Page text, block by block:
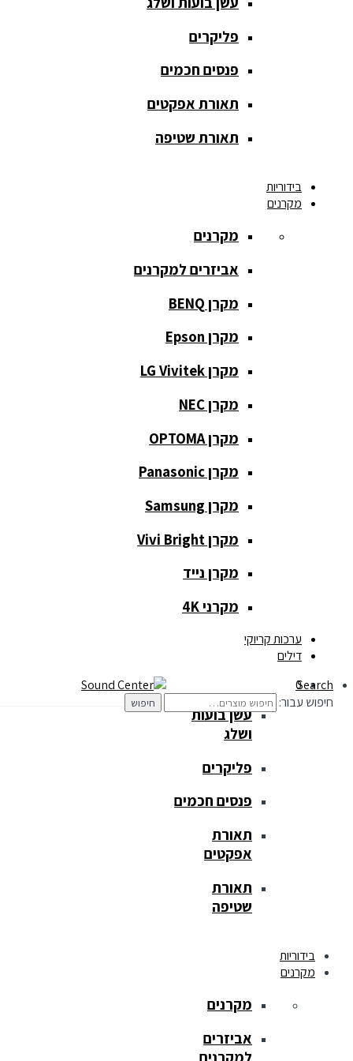
אחורית
מסך הקרנה
חצובה
מסך הקרנה
קבוע
מסך מסגרת
נייד
כלי נגינה
גיטרות
כלי נשיפה
קלידים
תופים
תאורה ואפקטים
עשן בועות
ושלג
פליקרים
פנסים חכמים
תאורת
אפקטים
תאורת
שטיפה
בידוריות
מקרנים
מקרנים
אביזרים
למקרנים
פליקרים
פנסים חכמים
תאורת אפקטים
תאורת שטיפה
בידוריות
מקרנים
מקרנים
אביזרים למקרנים
מקרן BENQ
מקרן Epson
מקרן LG Vivitek
מקרן NEC
מקרן OPTOMA
מקרן Panasonic
מקרן Samsung
מקרן Vivi Bright
מקרן נייד
מקרני 4K
ערכות קריוקי
דילים
Search
חיפוש עבור:
חיפוש
0